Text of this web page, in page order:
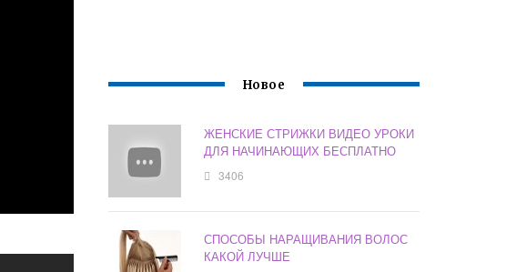
Новое
ЖЕНСКИЕ СТРИЖКИ ВИДЕО УРОКИ
ДЛЯ НАЧИНАЮЩИХ БЕСПЛАТНО
3406
СПОСОБЫ НАРАЩИВАНИЯ ВОЛОС
КАКОЙ ЛУЧШЕ